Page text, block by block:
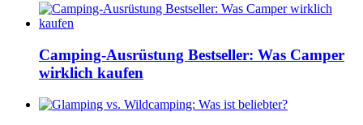
Camping-Ausrüstung Bestseller: Was Camper
wirklich kaufen